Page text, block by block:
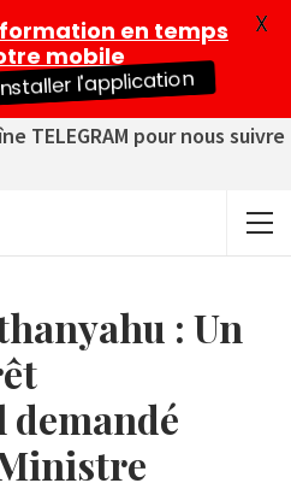
TELEGRAM pour nous suivre
: Un
en temps
mobile
l'application
X